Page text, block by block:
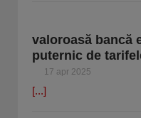
valoroasă bancă
puternic de
17 apr 2025
[...]